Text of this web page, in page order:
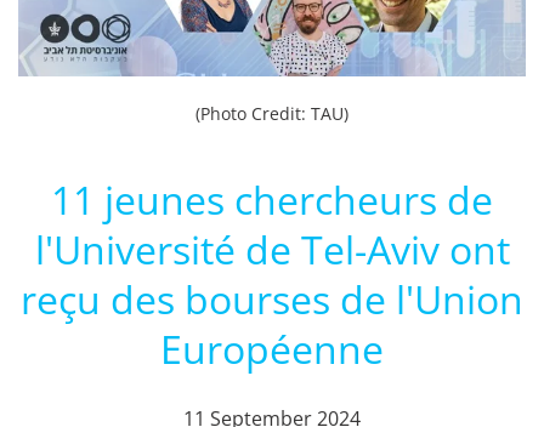
(Photo Credit: TAU)
11 jeunes chercheurs de
l'Université de Tel-Aviv ont
reçu des bourses de l'Union
Européenne
11 September 2024